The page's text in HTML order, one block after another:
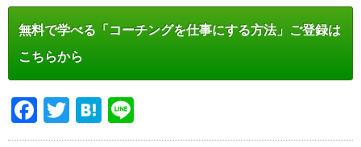
無料で学べる「コーチングを仕事にする方法」ご登録は
こちらから
Facebook
TwitterHatena